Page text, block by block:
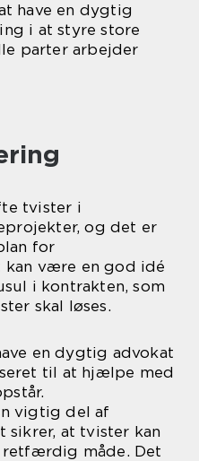
have en dygtig
i at styre store
parter arbejder
tvister i
og det er
for
være en god idé
i kontrakten, som
skal løses.
en dygtig advokat
til at hjælpe med
vigtig del af
sikrer, at tvister kan
måde. Det